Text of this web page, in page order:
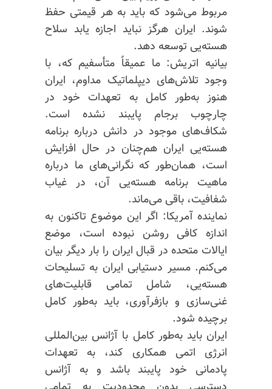
مربوط می‌شود که باید به هر قیمتی حفظ
شوند. ایران هرگز نباید اجازه یابد سلاح
هسته‌یی توسعه دهد.
بیانیه اتریش: ما عمیقاً متأسفیم که، با
وجود تلاش‌های دیپلماتیک مداوم، ایران
هنوز به‌طور کامل به تعهدات خود در
چارچوب برجام پایبند نشده است.
شکاف‌های موجود در دانش درباره برنامه
هسته‌یی ایران هم‌چنان در حال افزایش
است، همان‌طور که نگرانی‌های ما درباره
ماهیت برنامه هسته‌یی آن، در غیاب
شفافیت، باقی می‌ماند.
نماینده آمریکا: اگر این موضوع تاکنون به
اندازه کافی روشن نبوده است، موضع
ایالات متحده در قبال ایران را بار دیگر بیان
می‌کنم. مسیر دستیابی ایران به تسلیحات
هسته‌یی، شامل تمامی قابلیت‌های
غنی‌سازی و بازفرآوری، باید به‌طور کامل
برچیده شود.
ایران باید به‌طور کامل با آژانس بین‌المللی
انرژی اتمی همکاری کند، به تعهدات
پادمانی خود پایبند باشد و به آژانس